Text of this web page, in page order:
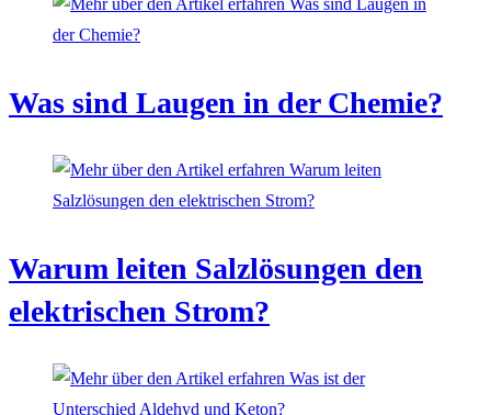
Was sind Laugen in der Chemie?
Warum leiten Salzlösungen den
elektrischen Strom?